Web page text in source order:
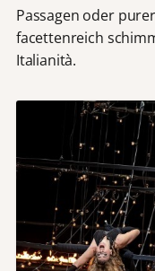
Passagen oder
facettenreich
Italianità.